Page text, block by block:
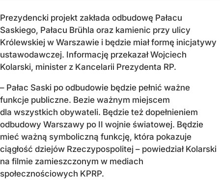
Prezydencki projekt zakłada odbudowę Pałacu
Saskiego, Pałacu Brühla oraz kamienic przy ulicy
Królewskiej w Warszawie i będzie miał formę inicjatywy
ustawodawczej. Informację przekazał Wojciech
Kolarski, minister z Kancelarii Prezydenta RP.
– Pałac Saski po odbudowie będzie pełnić ważne
funkcje publiczne. Bezie ważnym miejscem
dla wszystkich obywateli. Będzie też dopełnieniem
odbudowy Warszawy po II wojnie światowej. Będzie
mieć ważną symboliczną funkcję, która pokazuje
ciągłość dziejów Rzeczypospolitej – powiedział Kolarski
na filmie zamieszczonym w mediach
społecznościowych KPRP.